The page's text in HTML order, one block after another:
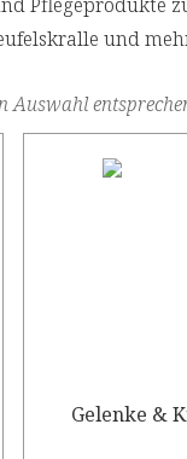
und
Auswahl
Gelenke &